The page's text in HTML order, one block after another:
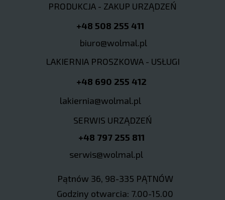
Pątnów 36, 98-335 PĄTNÓW
Godziny otwarcia: 7.00-15.00
PRODUKCJA - ZAKUP URZĄDZEŃ
+48 508 255 411
biuro@wolmal.pl
LAKIERNIA PROSZKOWA - USŁUGI
+48 690 255 412
lakiernia@wolmal.pl
SERWIS URZĄDZEŃ
+48 797 255 811
serwis@wolmal.pl